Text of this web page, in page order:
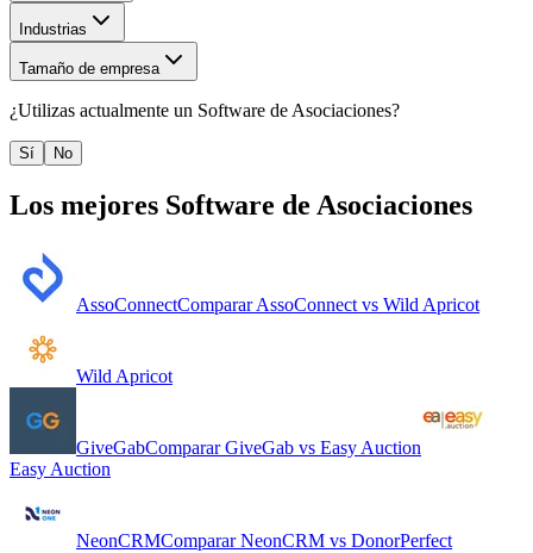
Industrias
Tamaño de empresa
¿Utilizas actualmente un Software de Asociaciones?
Sí No
Los mejores Software de Asociaciones
AssoConnectCompararAssoConnectvs Wild Apricot
Wild Apricot
GiveGabComparar GiveGab vs Easy Auction
Easy Auction
NeonCRMComparar NeonCRM vs DonorPerfect